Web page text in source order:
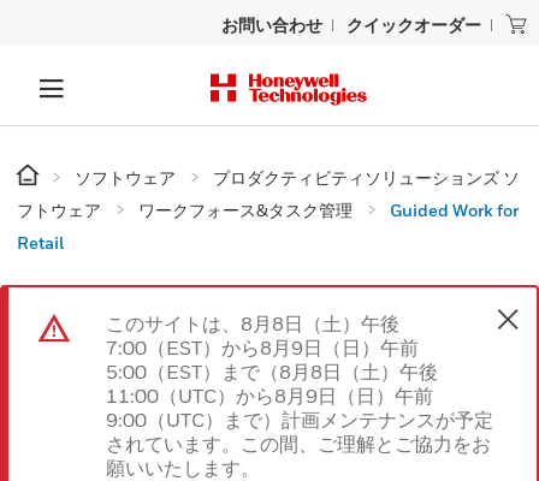
お問い合わせ クイックオーダー
ソフトウェア
プロダクティビティソリューションズ ソ
フトウェア
ワークフォース&タスク管理
Guided Work for
Retail
このサイトは、8月8日（土）午後
7:00（EST）から8月9日（日）午前
5:00（EST）まで（8月8日（土）午後
11:00（UTC）から8月9日（日）午前
9:00（UTC）まで）計画メンテナンスが予定
されています。この間、ご理解とご協力をお
願いいたします。